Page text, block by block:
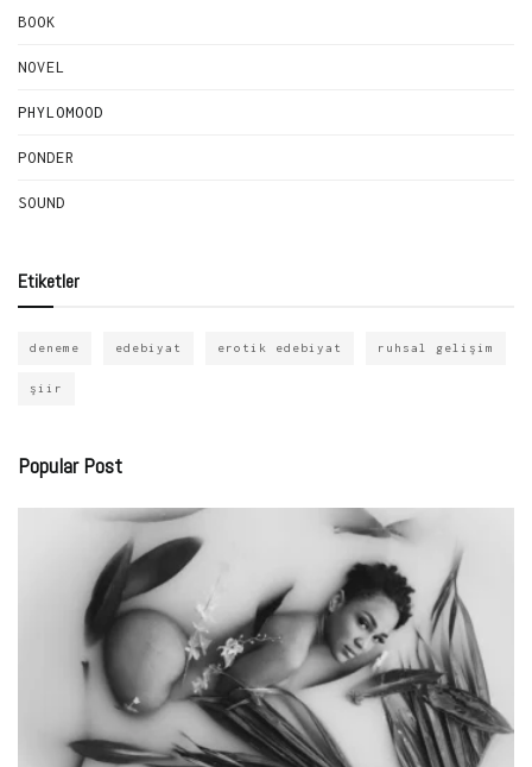
BOOK
NOVEL
PHYLOMOOD
PONDER
SOUND
Etiketler
deneme edebiyat erotik edebiyat ruhsal gelişim
şiir
Popular Post